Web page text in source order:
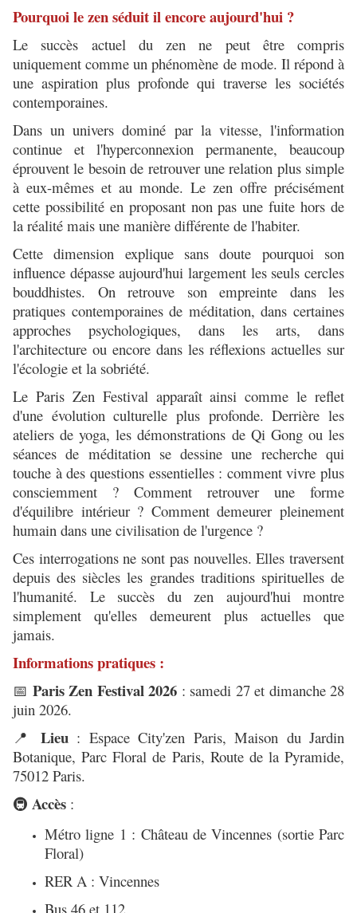
Pourquoi le zen séduit il encore aujourd'hui ?
Le succès actuel du zen ne peut être compris
uniquement comme un phénomène de mode. Il répond à
une aspiration plus profonde qui traverse les sociétés
contemporaines.
Dans un univers dominé par la vitesse, l'information
continue et l'hyperconnexion permanente, beaucoup
éprouvent le besoin de retrouver une relation plus simple
à eux-mêmes et au monde. Le zen offre précisément
cette possibilité en proposant non pas une fuite hors de
la réalité mais une manière différente de l'habiter.
Cette dimension explique sans doute pourquoi son
influence dépasse aujourd'hui largement les seuls cercles
bouddhistes. On retrouve son empreinte dans les
pratiques contemporaines de méditation, dans certaines
approches psychologiques, dans les arts, dans
l'architecture ou encore dans les réflexions actuelles sur
l'écologie et la sobriété.
Le Paris Zen Festival apparaît ainsi comme le reflet
d'une évolution culturelle plus profonde. Derrière les
ateliers de yoga, les démonstrations de Qi Gong ou les
séances de méditation se dessine une recherche qui
touche à des questions essentielles : comment vivre plus
consciemment ? Comment retrouver une forme
d'équilibre intérieur ? Comment demeurer pleinement
humain dans une civilisation de l'urgence ?
Ces interrogations ne sont pas nouvelles. Elles traversent
depuis des siècles les grandes traditions spirituelles de
l'humanité. Le succès du zen aujourd'hui montre
simplement qu'elles demeurent plus actuelles que
jamais.
Informations pratiques :
📅 Paris Zen Festival 2026 : samedi 27 et dimanche 28
juin 2026.
📍 Lieu: Espace City'zen Paris, Maison du Jardin
Botanique, Parc Floral de Paris, Route de la Pyramide,
75012 Paris.
🚇 Accès :
Métro ligne 1 : Château de Vincennes (sortie Parc
Floral)
RER A : Vincennes
Bus 46 et 112.